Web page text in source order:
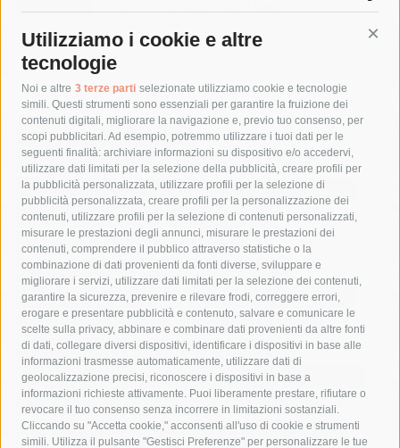
Utilizziamo i cookie e altre
tecnologie
Noi e altre 3 terze parti selezionate utilizziamo cookie e tecnologie
simili. Questi strumenti sono essenziali per garantire la fruizione dei
contenuti digitali, migliorare la navigazione e, previo tuo consenso, per
scopi pubblicitari. Ad esempio, potremmo utilizzare i tuoi dati per le
seguenti finalità: archiviare informazioni su dispositivo e/o accedervi,
utilizzare dati limitati per la selezione della pubblicità, creare profili per
la pubblicità personalizzata, utilizzare profili per la selezione di
pubblicità personalizzata, creare profili per la personalizzazione dei
contenuti, utilizzare profili per la selezione di contenuti personalizzati,
misurare le prestazioni degli annunci, misurare le prestazioni dei
contenuti, comprendere il pubblico attraverso statistiche o la
combinazione di dati provenienti da fonti diverse, sviluppare e
migliorare i servizi, utilizzare dati limitati per la selezione dei contenuti,
garantire la sicurezza, prevenire e rilevare frodi, correggere errori,
erogare e presentare pubblicità e contenuto, salvare e comunicare le
scelte sulla privacy, abbinare e combinare dati provenienti da altre fonti
di dati, collegare diversi dispositivi, identificare i dispositivi in base alle
informazioni trasmesse automaticamente, utilizzare dati di
geolocalizzazione precisi, riconoscere i dispositivi in base a
informazioni richieste attivamente. Puoi liberamente prestare, rifiutare o
revocare il tuo consenso senza incorrere in limitazioni sostanziali.
Cliccando su "Accetta cookie," acconsenti all'uso di cookie e strumenti
simili. Utilizza il pulsante "Gestisci Preferenze" per personalizzare le tue
Tag
acqua allerta meteo
anas
area marina protetta di punta campanella
arresto
Asl Napoli 3 sud
capitaneria di porto capri
carabinieri
castellammare di stabia
circumvesuviana
comune di sorrento
concerto
contagi
costiera amalfitana
covid-19 eav
elezioni
fondazione sorrento
gori guardia costiera
incidente
lavori
lorenzo balducelli mare
massa lubrense
massimo coppola
Meta napoli
ordinanza
penisola sorrentina
piano di sorrento
polizia municipale
protezione civile
Regione Campania
sant'agnello
sindaco cuomo
sorrento studenti temporali treni